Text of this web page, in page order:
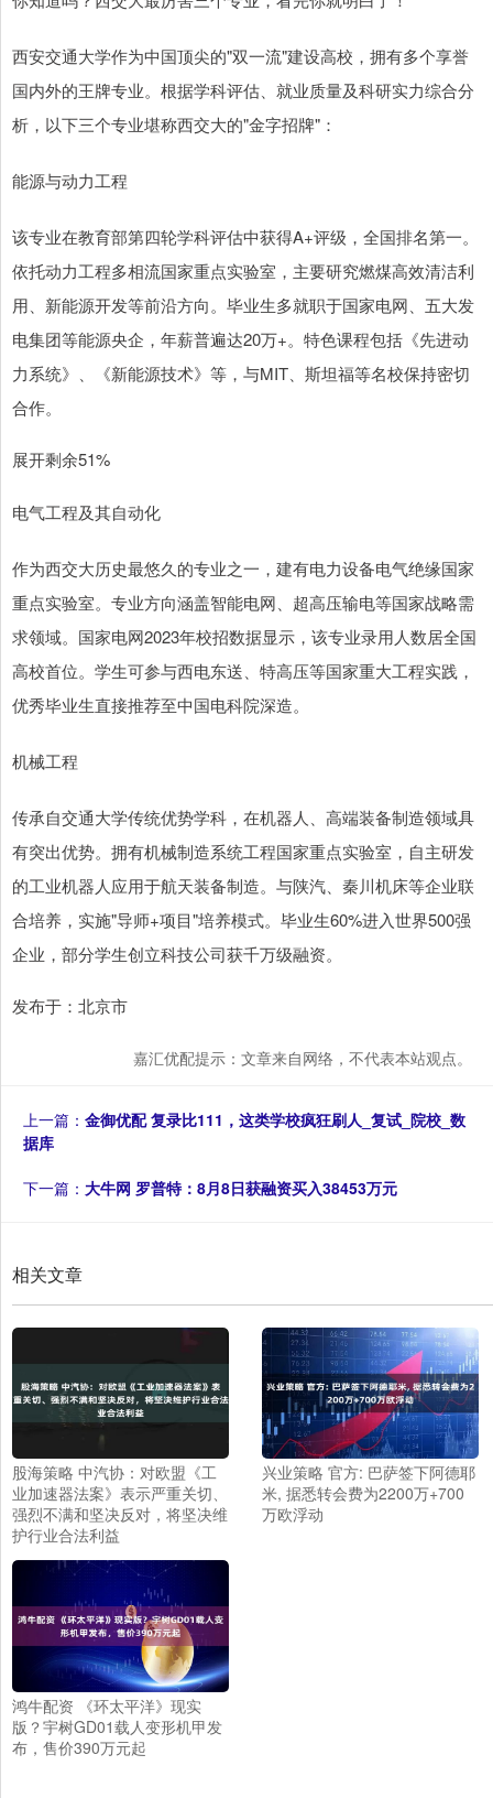
西安交通大学作为中国顶尖的"双一流"建设高校，拥有多个享誉
国内外的王牌专业。根据学科评估、就业质量及科研实力综合分
析，以下三个专业堪称西交大的"金字招牌"：
能源与动力工程
该专业在教育部第四轮学科评估中获得A+评级，全国排名第一。
依托动力工程多相流国家重点实验室，主要研究燃煤高效清洁利
用、新能源开发等前沿方向。毕业生多就职于国家电网、五大发
电集团等能源央企，年薪普遍达20万+。特色课程包括《先进动
力系统》、《新能源技术》等，与MIT、斯坦福等名校保持密切
合作。
展开剩余51%
电气工程及其自动化
作为西交大历史最悠久的专业之一，建有电力设备电气绝缘国家
重点实验室。专业方向涵盖智能电网、超高压输电等国家战略需
求领域。国家电网2023年校招数据显示，该专业录用人数居全国
高校首位。学生可参与西电东送、特高压等国家重大工程实践，
优秀毕业生直接推荐至中国电科院深造。
机械工程
传承自交通大学传统优势学科，在机器人、高端装备制造领域具
有突出优势。拥有机械制造系统工程国家重点实验室，自主研发
的工业机器人应用于航天装备制造。与陕汽、秦川机床等企业联
合培养，实施"导师+项目"培养模式。毕业生60%进入世界500强
企业，部分学生创立科技公司获千万级融资。
发布于：北京市
嘉汇优配提示：文章来自网络，不代表本站观点。
上一篇： 金御优配 复录比111，这类学校疯狂刷人_复试_院校_数
据库
下一篇： 大牛网 罗普特：8月8日获融资买入38453万元
相关文章
股海策略 中汽协：对欧盟《工
业加速器法案》表示严重关切、
强烈不满和坚决反对，将坚决维
护行业合法利益
兴业策略 官方: 巴萨签下阿德耶
米, 据悉转会费为2200万+700
万欧浮动
鸿牛配资 《环太平洋》现实
版？宇树GD01载人变形机甲发
布，售价390万元起